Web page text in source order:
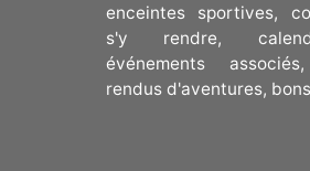
enceintes sportives,
s'y rendre,
événements
rendus d'aventures,